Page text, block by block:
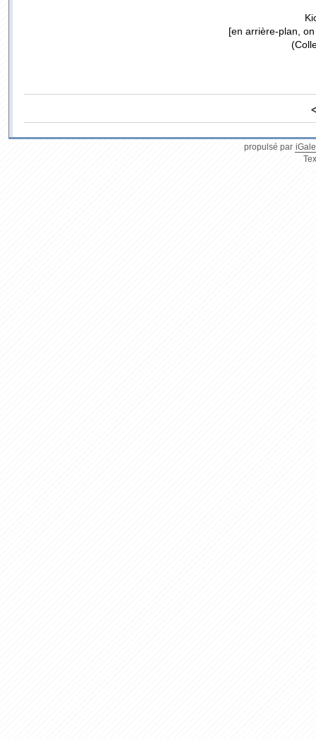
[en arrière-plan,
propulsé par